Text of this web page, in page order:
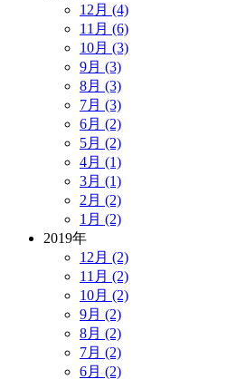
12月 (4)
11月 (6)
10月 (3)
9月 (3)
8月 (3)
7月 (3)
6月 (2)
5月 (2)
4月 (1)
3月 (1)
2月 (2)
1月 (2)
2019年
12月 (2)
11月 (2)
10月 (2)
9月 (2)
8月 (2)
7月 (2)
6月 (2)